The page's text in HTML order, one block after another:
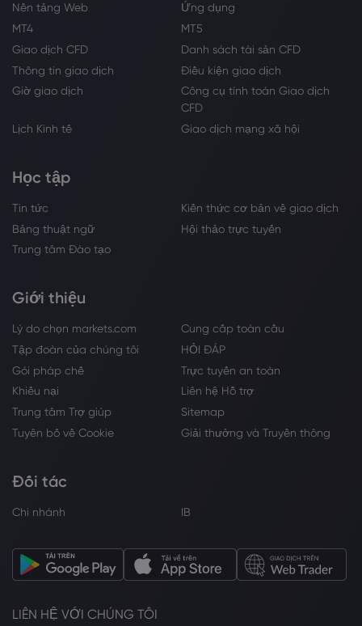
Nền tảng Web
Ứng dụng
MT4
MT5
Giao dịch CFD
Danh sách tài sản CFD
Thông tin giao dịch
Điều kiện giao dịch
Giờ giao dịch
Công cụ tính toán Giao dịch
CFD
Lịch Kinh tế
Giao dịch mạng xã hội
Học tập
Tin tức
Kiến thức cơ bản về giao dịch
Bảng thuật ngữ
Hội thảo trực tuyến
Trung tâm Đào tạo
Giới thiệu
Lý do chọn markets.com
Cung cấp toàn cầu
Tập đoàn của chúng tôi
HỎI ĐÁP
Gói pháp chế
Trực tuyến an toàn
Khiếu nại
Liên hệ Hỗ trợ
Trung tâm Trợ giúp
Sitemap
Tuyên bố về Cookie
Giải thưởng và Truyền thông
Đối tác
Chi nhánh IB
LIÊN HỆ VỚI CHÚNG TÔI